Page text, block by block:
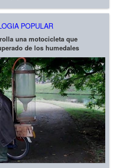
POPULAR
una motocicleta que
de los humedales